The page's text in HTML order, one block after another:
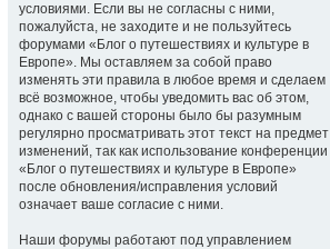
условиями. Если вы не согласны с ними,
пожалуйста, не заходите и не пользуйтесь
форумами «Блог о путешествиях и культуре в
Европе». Мы оставляем за собой право
изменять эти правила в любое время и сделаем
всё возможное, чтобы уведомить вас об этом,
однако с вашей стороны было бы разумным
регулярно просматривать этот текст на предмет
изменений, так как использование конференции
«Блог о путешествиях и культуре в Европе»
после обновления/исправления условий
означает ваше согласие с ними.
Наши форумы работают под управлением